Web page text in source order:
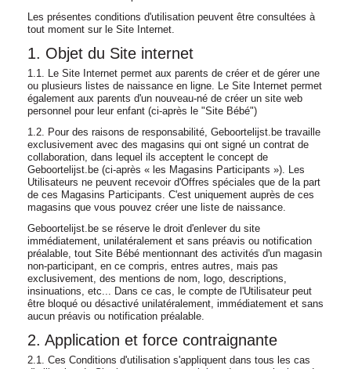
Les présentes conditions d'utilisation peuvent être consultées à
tout moment sur le Site Internet.
1. Objet du Site internet
1.1. Le Site Internet permet aux parents de créer et de gérer une
ou plusieurs listes de naissance en ligne. Le Site Internet permet
également aux parents d'un nouveau-né de créer un site web
personnel pour leur enfant (ci-après le "Site Bébé")
1.2. Pour des raisons de responsabilité, Geboortelijst.be travaille
exclusivement avec des magasins qui ont signé un contrat de
collaboration, dans lequel ils acceptent le concept de
Geboortelijst.be (ci-après « les Magasins Participants »). Les
Utilisateurs ne peuvent recevoir d'Offres spéciales que de la part
de ces Magasins Participants. C'est uniquement auprès de ces
magasins que vous pouvez créer une liste de naissance.
Geboortelijst.be se réserve le droit d'enlever du site
immédiatement, unilatéralement et sans préavis ou notification
préalable, tout Site Bébé mentionnant des activités d'un magasin
non-participant, en ce compris, entres autres, mais pas
exclusivement, des mentions de nom, logo, descriptions,
insinuations, etc... Dans ce cas, le compte de l'Utilisateur peut
être bloqué ou désactivé unilatéralement, immédiatement et sans
aucun préavis ou notification préalable.
2. Application et force contraignante
2.1. Ces Conditions d'utilisation s'appliquent dans tous les cas